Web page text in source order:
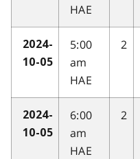
HAE
2024-
10-05
5:00
am
HAE
2
2024-
10-05
6:00
am
HAE
2